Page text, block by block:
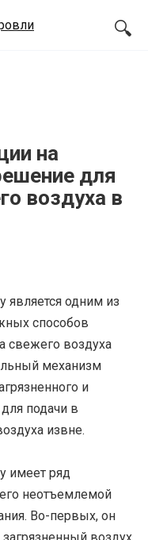
на
для
воздуха в
является одним из
способов
свежего воздуха
механизм
и
подачи в
извне.
имеет ряд
неотъемлемой
Во-первых, он